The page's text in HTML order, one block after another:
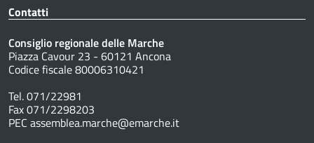
Contatti
Consiglio regionale delle Marche
Piazza Cavour 23 - 60121 Ancona
Codice fiscale 80006310421
Tel. 071/22981
Fax 071/2298203
PEC assemblea.marche@emarche.it